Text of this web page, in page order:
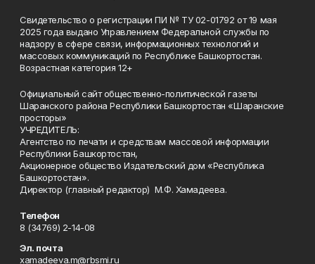
Свидетельство о регистрации ПИ № ТУ 02-01792 от 19 мая
2025 года выдано Управлением Федеральной службы по
надзору в сфере связи, информационных технологий и
массовых коммуникаций по Республике Башкортостан.
Возрастная категория 12+
Официальный сайт общественно-политической газеты
Шаранского района Республики Башкортостан «Шаранские
просторы»
УЧРЕДИТЕЛЬ:
Агентство по печати и средствам массовой информации
Республики Башкортостан,
Акционерное общество Издательский дом «Республика
Башкортостан».
Директор (главный редактор) М.Ф. Хамадеева.
Телефон
8 (34769) 2-14-08
Эл. почта
xamadeeva.m@rbsmi.ru